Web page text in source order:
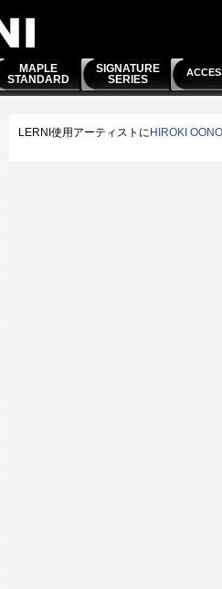
MAPLE
STANDARD
SIGNATURE
SERIES
LERNI使用アーティストに HIROKI OONO